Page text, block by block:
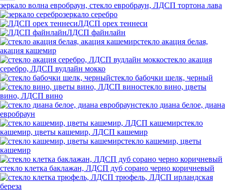
зеркало волна евробраун, стекло евробраун, ЛДСП тортона лава
зеркало серебро
ЛДСП орех теннеси
ЛДСП файнлайн
стекло акация белая,
акация кашемир
стекло акация
серебро, ЛДСП вудлайн мокко
стекло бабочки шелк, черный
стекло вино, цветы
вино, ЛДСП вино
стекло диана белое, диана
евробраун
стекло
кашемир, цветы кашемир, ЛДСП кашемир
стекло кашемир, цветы
кашемир
стекло клетка баклажан, ЛДСП дуб сорано черно коричневый